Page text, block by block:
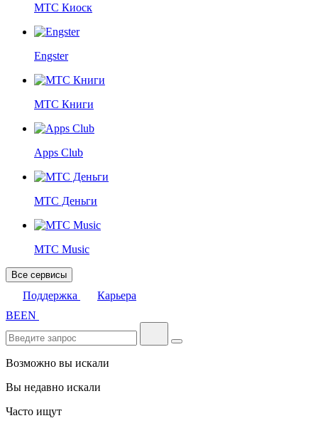
МТС Киоск
Engster
МТС Книги
Apps Club
МТС Деньги
МТС Music
Все сервисы
Поддержка
Карьера
BEEN
Возможно вы искали
Вы недавно искали
Часто ищут